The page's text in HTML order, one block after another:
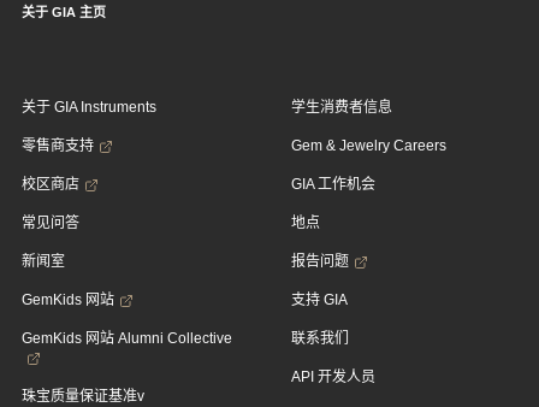
关于 GIA 主页
关于 GIA Instruments
零售商支持
校区商店
常见问答
新闻室
GemKids 网站
GemKids 网站 Alumni Collective
珠宝质量保证基准v
学生消费者信息
Gem & Jewelry Careers
GIA 工作机会
地点
报告问题
支持 GIA
联系我们
API 开发人员